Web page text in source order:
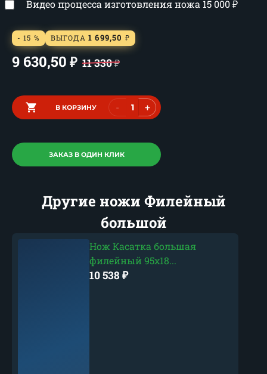
Видео процесса изготовления ножа 15 000₽
- 15 % ВЫГОДА 1 699,50 ₽
9 630,50 ₽ 11 330₽
В КОРЗИНУ - +
ЗАКАЗ В ОДИН КЛИК
Другие ножи Филейный
большой
Нож Касатка большая
филейный 95х18...
10 538 ₽